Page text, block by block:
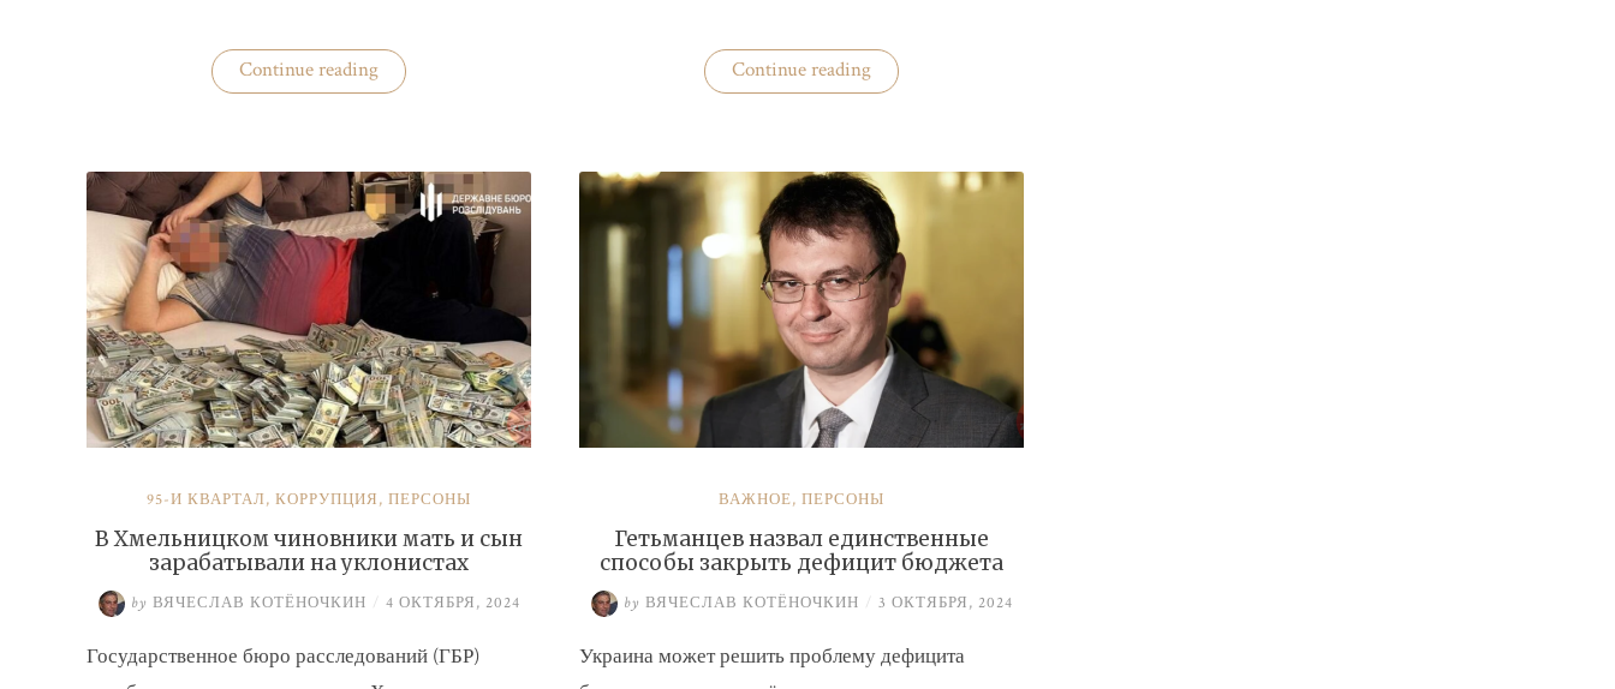
Continue reading«Комитет
ВР
налогов»
Continue reading«На
Банковой
Буданова
и
Умерова»
95-Й КВАРТАЛ, КОРРУПЦИЯ, ПЕРСОНЫ
В Хмельницком чиновники мать и сын
зарабатывали на уклонистах
by ВЯЧЕСЛАВ КОТЁНОЧКИН / 4 ОКТЯБРЯ, 2024
Государственное бюро расследований (ГБР)
ВАЖНОЕ, ПЕРСОНЫ
Гетьманцев назвал единственные
способы закрыть дефицит бюджета
by ВЯЧЕСЛАВ КОТЁНОЧКИН / 3 ОКТЯБРЯ, 2024
Украина может решить проблему дефицита